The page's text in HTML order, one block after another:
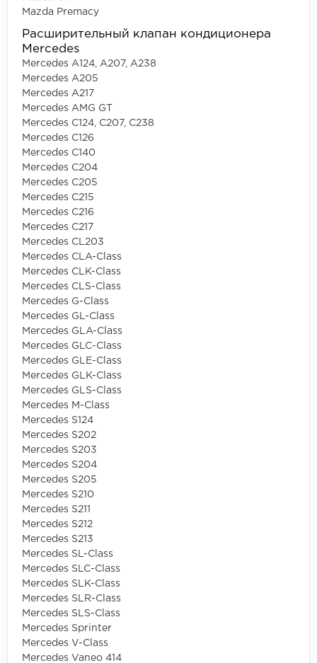
Mazda Premacy
Расширительный клапан кондиционера
Mercedes
Mercedes A124, A207, A238
Mercedes A205
Mercedes A217
Mercedes AMG GT
Mercedes C124, C207, C238
Mercedes C126
Mercedes C140
Mercedes C204
Mercedes C205
Mercedes C215
Mercedes C216
Mercedes C217
Mercedes CL203
Mercedes CLA-Class
Mercedes CLK-Class
Mercedes CLS-Class
Mercedes G-Class
Mercedes GL-Class
Mercedes GLA-Class
Mercedes GLC-Class
Mercedes GLE-Class
Mercedes GLK-Class
Mercedes GLS-Class
Mercedes M-Class
Mercedes S124
Mercedes S202
Mercedes S203
Mercedes S204
Mercedes S205
Mercedes S210
Mercedes S211
Mercedes S212
Mercedes S213
Mercedes SL-Class
Mercedes SLC-Class
Mercedes SLK-Class
Mercedes SLR-Class
Mercedes SLS-Class
Mercedes Sprinter
Mercedes V-Class
Mercedes Vaneo 414